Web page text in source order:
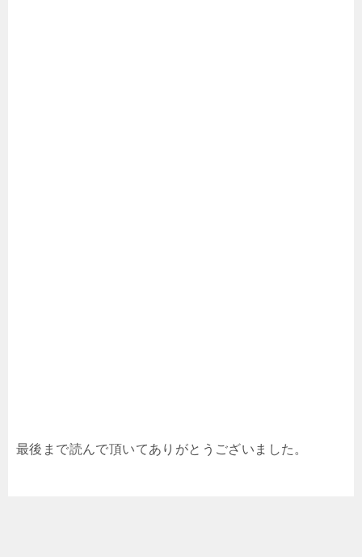
最後まで読んで頂いてありがとうございました。